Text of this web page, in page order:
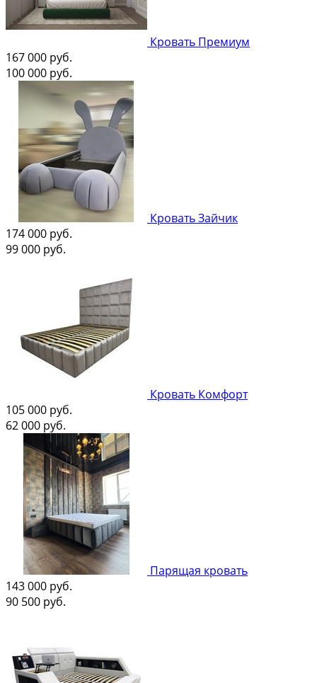
Кровать Премиум
167 000 руб.
100 000 руб.
Кровать Зайчик
174 000 руб.
99 000 руб.
Кровать Комфорт
105 000 руб.
62 000 руб.
Парящая кровать
143 000 руб.
90 500 руб.